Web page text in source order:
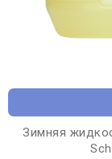
Зимняя